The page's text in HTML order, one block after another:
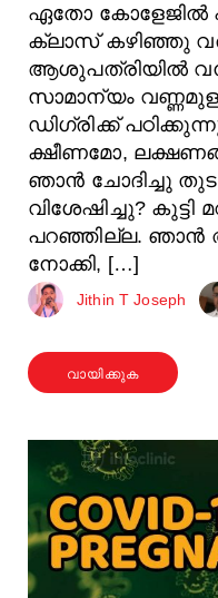
ഏതോ കോളേജിൽ
ക്ലാസ് കഴിഞ്ഞു
ആശുപത്രിയില്‍
സാമാന്യം
ഡിഗ്രിക്ക്
ക്ഷീണമോ,
ഞാൻ ചോദിച്ചു
വിശേഷിച്ചു?
പറഞ്ഞില്ല. ഞാൻ
നോക്കി, […]
Jithin T Joseph
വായിക്കുക